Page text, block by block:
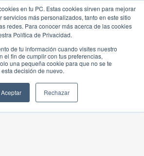
en tu PC. Estas cookies sirven para mejorar
servicios más personalizados, tanto en este sitio
redes. Para conocer más acerca de las cookies
Política de Privacidad.
de tu información cuando visites nuestro
el fin de cumplir con tus preferencias,
una pequeña cookie para que no se te
decisión de nuevo.
Aceptar Rechazar